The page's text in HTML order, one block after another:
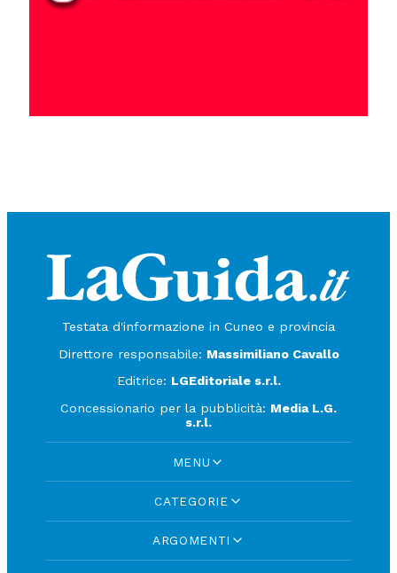
Testata d'informazione in Cuneo e provincia
Direttore responsabile: Massimiliano Cavallo
Editrice: LGEditoriale s.r.l.
Concessionario per la pubblicità: Media L.G.
s.r.l.
MENU
CATEGORIE
ARGOMENTI